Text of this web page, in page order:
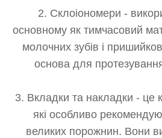
2. Склоіономери -
основному як тимчасовий
молочних зубів і
основа для
3. Вкладки та накладки - це
які особливо
великих порожнин. Вони